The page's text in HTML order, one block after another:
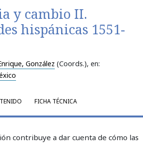
y cambio II.
hispánicas 1551-
González (Coords.), en:
FICHA TÉCNICA
contribuye a dar cuenta de cómo las